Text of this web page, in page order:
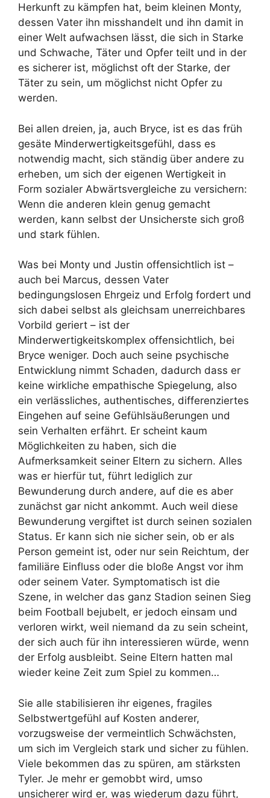
Herkunft zu kämpfen hat, beim kleinen Monty,
dessen Vater ihn misshandelt und ihn damit in
einer Welt aufwachsen lässt, die sich in Starke
und Schwache, Täter und Opfer teilt und in der
es sicherer ist, möglichst oft der Starke, der
Täter zu sein, um möglichst nicht Opfer zu
werden.
Bei allen dreien, ja, auch Bryce, ist es das früh
gesäte Minderwertigkeitsgefühl, dass es
notwendig macht, sich ständig über andere zu
erheben, um sich der eigenen Wertigkeit in
Form sozialer Abwärtsvergleiche zu versichern:
Wenn die anderen klein genug gemacht
werden, kann selbst der Unsicherste sich groß
und stark fühlen.
Was bei Monty und Justin offensichtlich ist –
auch bei Marcus, dessen Vater
bedingungslosen Ehrgeiz und Erfolg fordert und
sich dabei selbst als gleichsam unerreichbares
Vorbild geriert – ist der
Minderwertigkeitskomplex offensichtlich, bei
Bryce weniger. Doch auch seine psychische
Entwicklung nimmt Schaden, dadurch dass er
keine wirkliche empathische Spiegelung, also
ein verlässliches, authentisches, differenziertes
Eingehen auf seine Gefühlsäußerungen und
sein Verhalten erfährt. Er scheint kaum
Möglichkeiten zu haben, sich die
Aufmerksamkeit seiner Eltern zu sichern. Alles
was er hierfür tut, führt lediglich zur
Bewunderung durch andere, auf die es aber
zunächst gar nicht ankommt. Auch weil diese
Bewunderung vergiftet ist durch seinen sozialen
Status. Er kann sich nie sicher sein, ob er als
Person gemeint ist, oder nur sein Reichtum, der
familiäre Einfluss oder die bloße Angst vor ihm
oder seinem Vater. Symptomatisch ist die
Szene, in welcher das ganz Stadion seinen Sieg
beim Football bejubelt, er jedoch einsam und
verloren wirkt, weil niemand da zu sein scheint,
der sich auch für ihn interessieren würde, wenn
der Erfolg ausbleibt. Seine Eltern hatten mal
wieder keine Zeit zum Spiel zu kommen…
Sie alle stabilisieren ihr eigenes, fragiles
Selbstwertgefühl auf Kosten anderer,
vorzugsweise der vermeintlich Schwächsten,
um sich im Vergleich stark und sicher zu fühlen.
Viele bekommen das zu spüren, am stärksten
Tyler. Je mehr er gemobbt wird, umso
unsicherer wird er, was wiederum dazu führt,